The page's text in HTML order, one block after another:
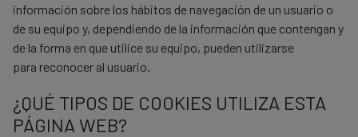
información sobre los hábitos de navegación de un usuario o
de su equipo y, dependiendo de la información que contengan y
de la forma en que utilice su equipo, pueden utilizarse
para reconocer al usuario.
¿QUÉ TIPOS DE COOKIES UTILIZA ESTA
PÁGINA WEB?